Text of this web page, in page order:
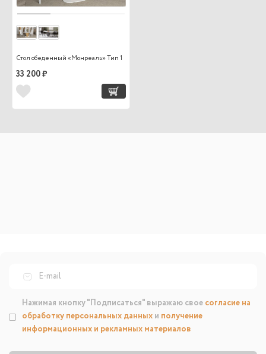
Стол обеденный «Монреаль» Тип 1
33 200 ₽
Нажимая кнопку "Подписаться" выражаю свое согласие на
обработку персональных данных и получение
информационных и рекламных материалов